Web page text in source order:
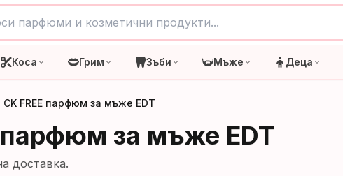
Коса Грим Зъби Мъже Деца
FREE парфюм за мъже EDT
парфюм за мъже EDT
доставка.